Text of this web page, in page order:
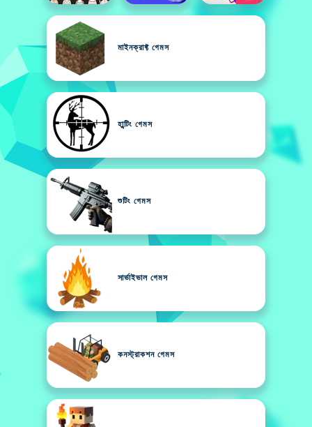
মাইনক্রাফ্ট গেমস
হা্ন্টিং গেমস
শুটিং গেমস
সার্ভাইভাল গেমস
কনস্ট্রাকশন গেমস